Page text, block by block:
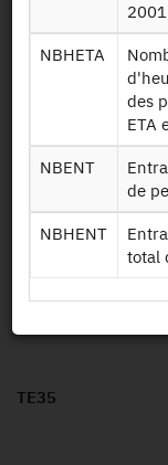
TE11
TE12
TE35
2001
NBHETA
Nombre total
des
ETA
NBENT
Entraide - nombre
de
NBHENT
Entraide - nombre
total